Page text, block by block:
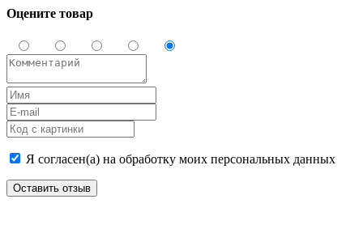
Оцените товар
Я согласен(а) на обработку моих персональных данных
Оставить отзыв